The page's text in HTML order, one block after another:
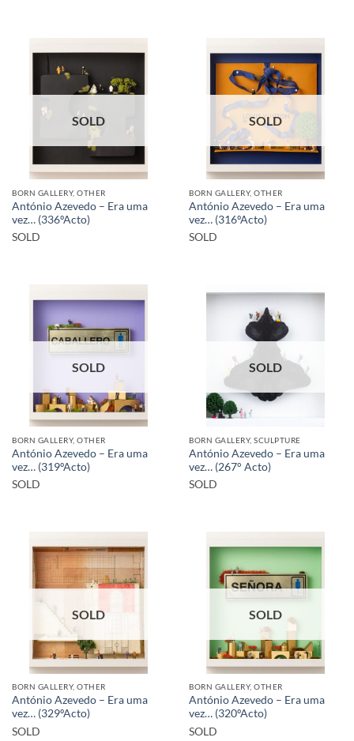
SOLD
BORN GALLERY, OTHER
António Azevedo – Era uma
vez… (336ºActo)
SOLD
SOLD
BORN GALLERY, OTHER
António Azevedo – Era uma
vez… (316ºActo)
SOLD
SOLD
BORN GALLERY, OTHER
António Azevedo – Era uma
vez… (319ºActo)
SOLD
SOLD
BORN GALLERY, SCULPTURE
António Azevedo – Era uma
vez… (267° Acto)
SOLD
SOLD
BORN GALLERY, OTHER
António Azevedo – Era uma
vez… (329ºActo)
SOLD
SOLD
BORN GALLERY, OTHER
António Azevedo – Era uma
vez… (320ºActo)
SOLD